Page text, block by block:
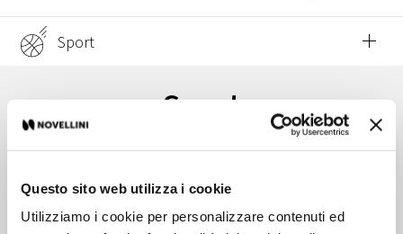
Questo sito web utilizza i cookie
Utilizziamo i cookie per personalizzare contenuti ed
Sport
Jongeren
Sport
50-jarig bestaan Novellini -
sponsoring en bijzondere
initiatieven